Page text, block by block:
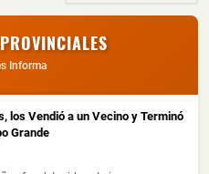
Informa
los Vendió a un Vecino y Terminó
Grande